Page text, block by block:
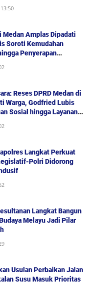
Medan Amplas Dipadati
Soroti Kemudahan
Penyerapan
Reses DPRD Medan di
Warga, Godfried Lubis
Sosial hingga Layanan
Langkat Perkuat
Polri Didorong
Langkat Bangun
Melayu Jadi Pilar
Usulan Perbaikan Jalan
Susu Masuk Prioritas